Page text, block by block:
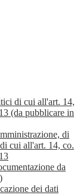
di cui all'art. 14,
(da pubblicare in
di
cui all'art. 14, co.
da
dei dati